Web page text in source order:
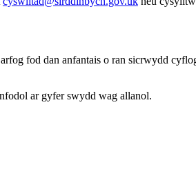
fod dan anfantais o ran sicrwydd
ar gyfer swydd wag allanol.